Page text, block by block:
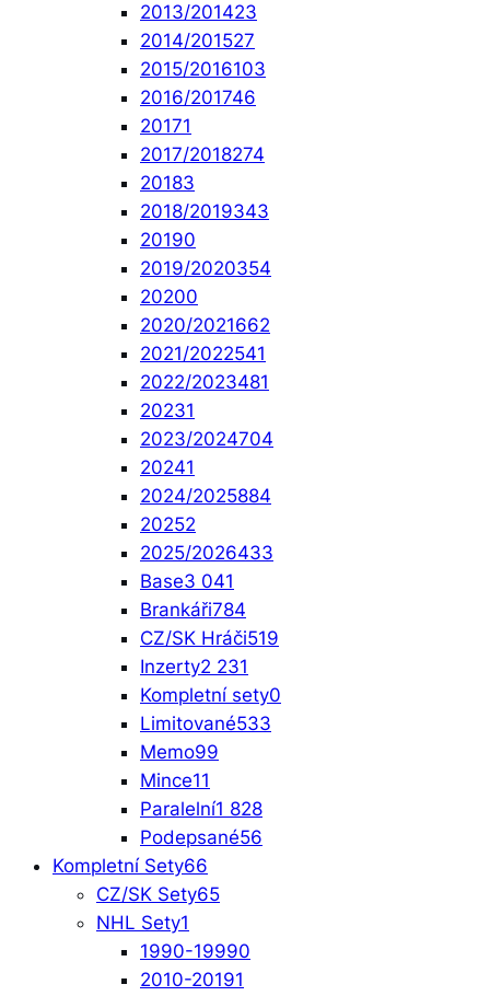
2013/201423
2014/201527
2015/2016103
2016/201746
20171
2017/2018274
20183
2018/2019343
20190
2019/2020354
20200
2020/2021662
2021/2022541
2022/2023481
20231
2023/2024704
20241
2024/2025884
20252
2025/2026433
Base3 041
Brankáři784
CZ/SK Hráči519
Inzerty2 231
Kompletní sety0
Limitované533
Memo99
Mince11
Paralelní1 828
Podepsané56
Kompletní Sety66
CZ/SK Sety65
NHL Sety1
1990-19990
2010-20191